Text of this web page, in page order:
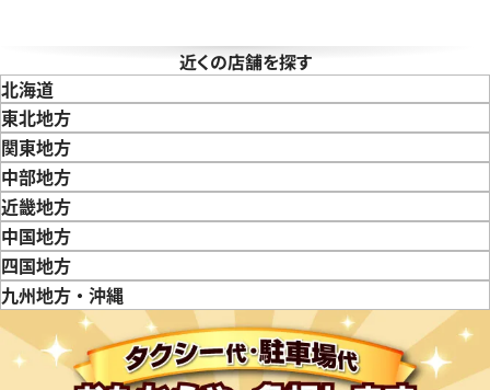
イトジャスト 126331 ブラ
日時点の参考買取価格です
参考買取価格
2,843,000円
※2026年2月9日時点の参考買
近くの店舗を探す
北海道
東北地方
青森県岩手県
関東地方
東京都神奈川県
中部地方
新潟県富山県
近畿地方
三重県滋賀県
中国地方
鳥取県島根県
四国地方
徳島県香川県愛媛県
九州地方・沖縄
福岡県
佐賀県 長崎県 熊本県大分県宮崎県鹿児島県